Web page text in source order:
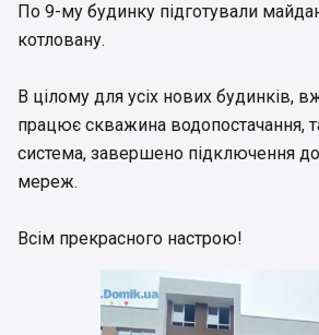
По 9-му будинку підготували
котловану.
В цілому для усіх нових будинків,
працює скважина водопостачання,
система, завершено підключення
мереж.
Всім прекрасного настрою!